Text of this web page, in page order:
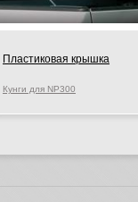
Пластиковая крышка
Кунги для NP300